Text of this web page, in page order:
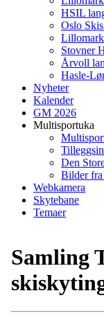
HSIL
Oslo
Stovner
Årvoll
Hasle-
Nyheter
Kalender
GM 2026
Multisportuka
Den
Bilder
Webkamera
Skytebane
Temaer
Samling